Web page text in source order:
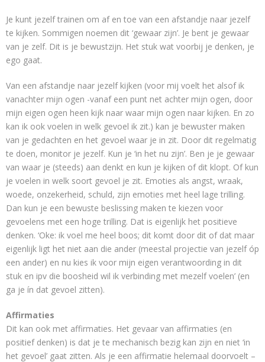
Je kunt jezelf trainen om af en toe van een afstandje naar jezelf
te kijken. Sommigen noemen dit ‘gewaar zijn’. Je bent je gewaar
van je zelf. Dit is je bewustzijn. Het stuk wat voorbij je denken, je
ego gaat.
Van een afstandje naar jezelf kijken (voor mij voelt het alsof ik
vanachter mijn ogen -vanaf een punt net achter mijn ogen, door
mijn eigen ogen heen kijk naar waar mijn ogen naar kijken. En zo
kan ik ook voelen in welk gevoel ik zit.) kan je bewuster maken
van je gedachten en het gevoel waar je in zit. Door dit regelmatig
te doen, monitor je jezelf. Kun je ‘in het nu zijn’. Ben je je gewaar
van waar je (steeds) aan denkt en kun je kijken of dit klopt. Of kun
je voelen in welk soort gevoel je zit. Emoties als angst, wraak,
woede, onzekerheid, schuld, zijn emoties met heel lage trilling.
Dan kun je een bewuste beslissing maken te kiezen voor
gevoelens met een hoge trilling. Dat is eigenlijk het positieve
denken. ‘Oke: ik voel me heel boos; dit komt door dit of dat maar
eigenlijk ligt het niet aan die ander (meestal projectie van jezelf óp
een ander) en nu kies ik voor mijn eigen verantwoording in dit
stuk en ipv die boosheid wil ik verbinding met mezelf voelen’ (en
ga je ín dat gevoel zitten).
Affirmaties
Dit kan ook met affirmaties. Het gevaar van affirmaties (en
positief denken) is dat je te mechanisch bezig kan zijn en niet ‘in
het gevoel’ gaat zitten. Als je een affirmatie helemaal doorvoelt –